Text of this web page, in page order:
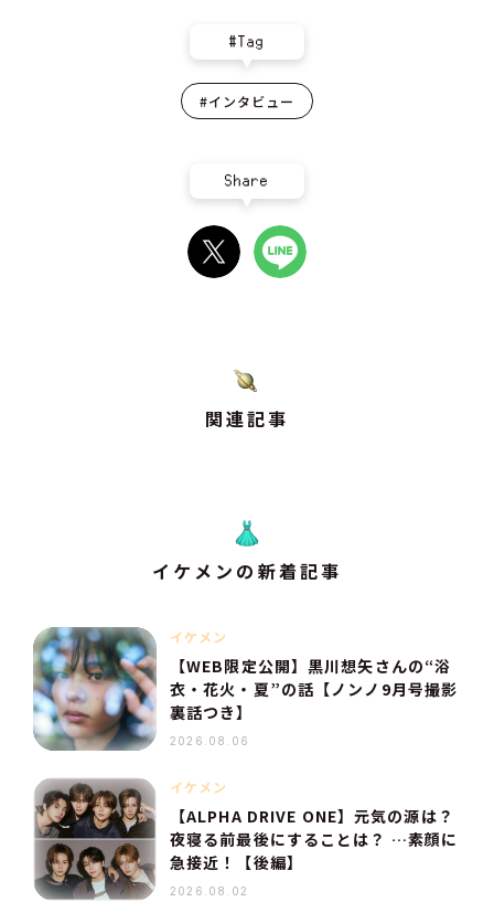
#Tag
#インタビュー
Share
関連記事
イケメンの新着記事
イケメン
【WEB限定公開】黒川想矢さんの“浴
衣・花火・夏”の話【ノンノ9月号撮影
裏話つき】
2026.08.06
イケメン
【ALPHA DRIVE ONE】元気の源は？
夜寝る前最後にすることは？ …素顔に
急接近！【後編】
2026.08.02